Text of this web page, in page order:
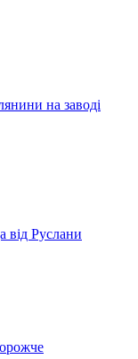
на заводі
від Руслани